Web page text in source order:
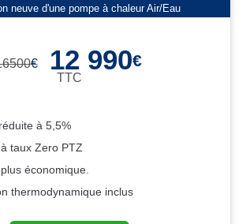
neuve d'une pompe à chaleur Air/Eau
€ 12 990€
TTC
à 5,5%
taux Zero PTZ
économique.
thermodynamique inclus